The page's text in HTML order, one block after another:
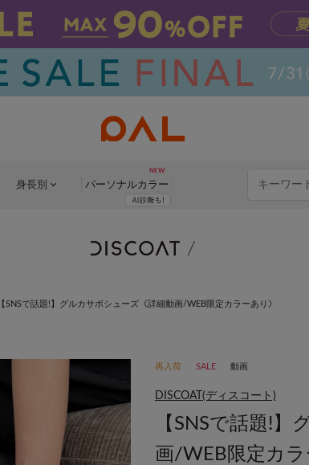
身長別 パーソナルカラー
【SNSで話題!】グルカサボシューズ《詳細動画/WEB限定カラーあり》
再入荷 SALE 動画
DISCOAT(ディスコート)
【SNSで話題!
画/WEB限定カラ